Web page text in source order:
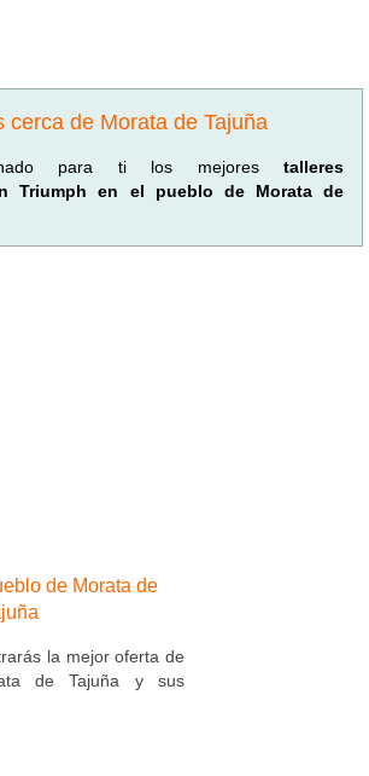
cerca de Morata de Tajuña
para ti los mejores talleres
Triumph en el pueblo de Morata de
de Morata de
la mejor oferta de
de Tajuña y sus